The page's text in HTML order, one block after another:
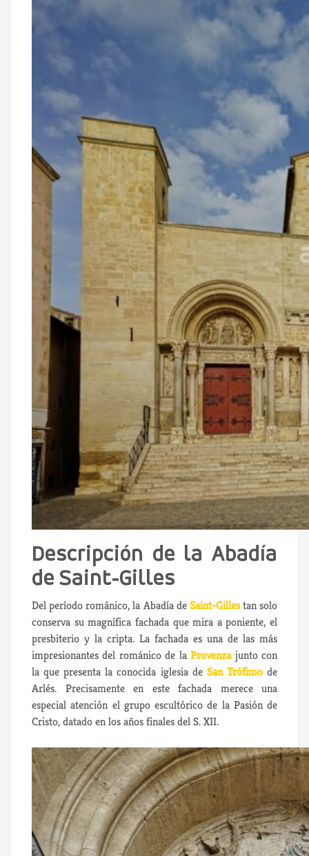
Descripción de la Abadía
de Saint-Gilles
Del período románico, la Abadía deSaint-Gillestan solo
conserva su magnífica fachada que mira a poniente, el
presbiterio y la cripta. La fachada es una de las más
impresionantes del románico de laProvenzajunto con
la que presenta la conocida iglesia de San Trófimode
Arlés. Precisamente en este fachada merece una
especial atención el grupo escultórico de la Pasión de
Cristo, datado en los años finales del S. XII.